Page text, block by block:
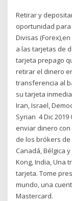
Retirar y
oportunidad
Divisas
a las tarjetas de
tarjeta prepago
retirar el dinero
transferencia al
su tarjeta
Iran, Israel,
Syrian 4 Dic
enviar dinero
de los brókers
Canadá, Bélgica
Kong, India, Una
tarjeta. Tome
mundo, una
Mastercard.